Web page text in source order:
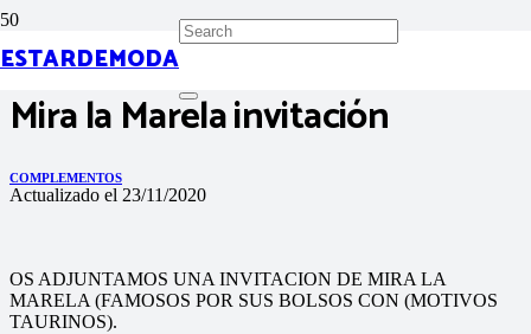
ESTARDEMODA
Mira la Marela invitación
COMPLEMENTOS
Actualizado el 23/11/2020
OS ADJUNTAMOS UNA INVITACION DE MIRA LA
MARELA (FAMOSOS POR SUS BOLSOS CON (MOTIVOS
TAURINOS).